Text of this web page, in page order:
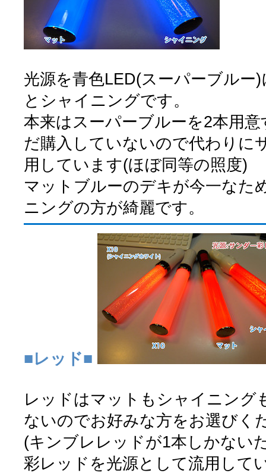
光源を青色LED(スーパーブルー
とシャイニングです。
本来はスーパーブルーを2本用
だ購入していないので代わりに
用しています(ほぼ同等の照度)
マットブルーのデキが今一なた
ニングの方が綺麗です。
■レッド■
レッドはマットもシャイニング
ないのでお好みな方をお選びく
(キンブレレッドが1本しかない
彩レッドを光源として流用して